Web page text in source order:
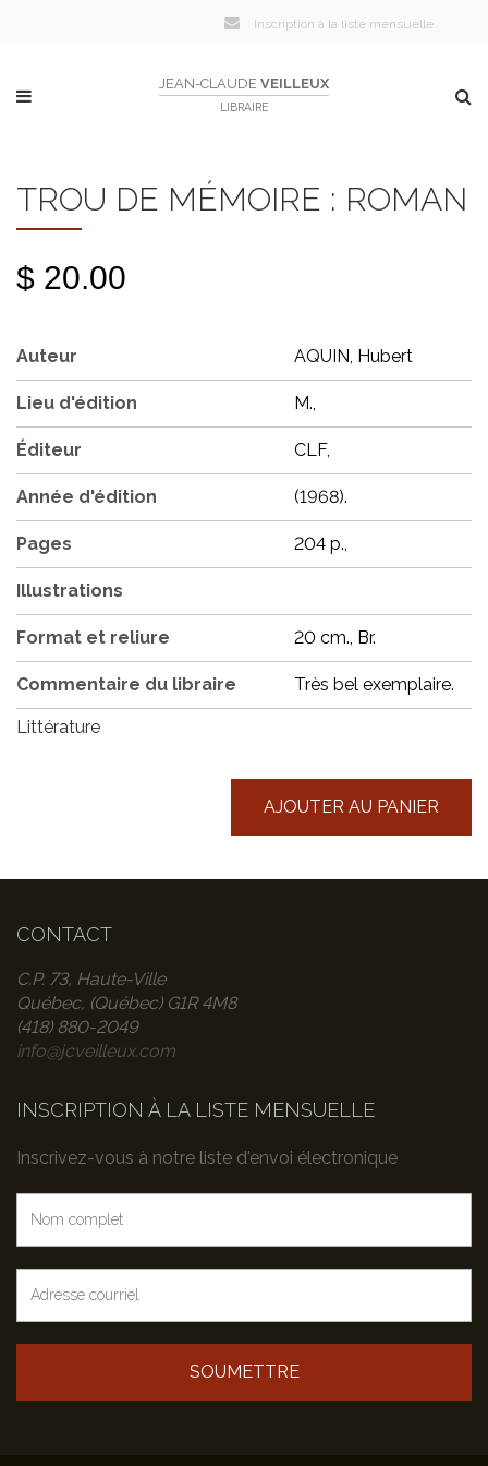
Inscription à la liste mensuelle
JEAN-CLAUDE VEILLEUX
LIBRAIRE
TROU DE MÉMOIRE : ROMAN
$ 20.00
Auteur AQUIN, Hubert
Lieu d'édition M.,
Éditeur CLF,
Année d'édition (1968).
Pages 204 p.,
Illustrations
Format et reliure 20 cm., Br.
Commentaire du libraire Très bel exemplaire.
Littérature
AJOUTER AU PANIER
CONTACT
C.P. 73, Haute-Ville
Québec, (Québec) G1R 4M8
(418) 880-2049
info@jcveilleux.com
INSCRIPTION À LA LISTE MENSUELLE
Inscrivez-vous à notre liste d'envoi électronique
SOUMETTRE